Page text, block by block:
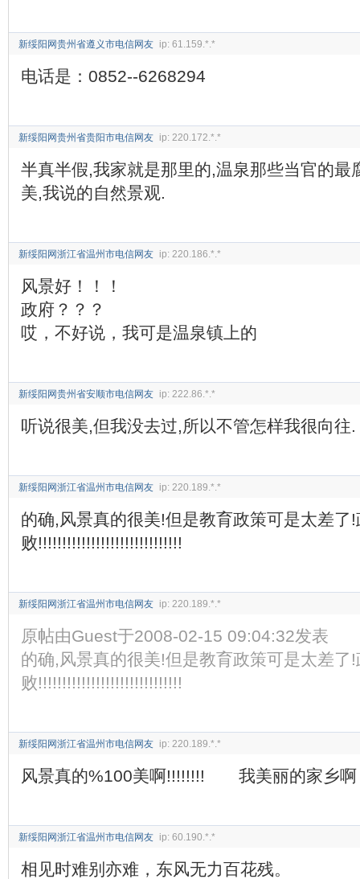
新绥阳网贵州省遵义市电信网友 ip: 61.159.*.*
电话是：0852--6268294
新绥阳网贵州省贵阳市电信网友 ip: 220.172.*.*
半真半假,我家就是那里的,温泉那些当官的最
美,我说的自然景观.
新绥阳网浙江省温州市电信网友 ip: 220.186.*.*
风景好！！！
政府？？？
哎，不好说，我可是温泉镇上的
新绥阳网贵州省安顺市电信网友 ip: 222.86.*.*
听说很美,但我没去过,所以不管怎样我很向往.
新绥阳网浙江省温州市电信网友 ip: 220.189.*.*
的确,风景真的很美!但是教育政策可是太差了
败!!!!!!!!!!!!!!!!!!!!!!!!!!!!!!
新绥阳网浙江省温州市电信网友 ip: 220.189.*.*
原帖由Guest于2008-02-15 09:04:32发表
的确,风景真的很美!但是教育政策可是太差了
败!!!!!!!!!!!!!!!!!!!!!!!!!!!!!!
新绥阳网浙江省温州市电信网友 ip: 220.189.*.*
风景真的%100美啊!!!!!!!! 我美丽的家乡啊
新绥阳网浙江省温州市电信网友 ip: 60.190.*.*
相见时难别亦难，东风无力百花残。